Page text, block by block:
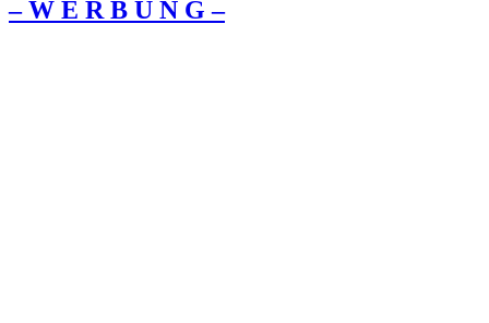
– W Ε R Β U Ν G –